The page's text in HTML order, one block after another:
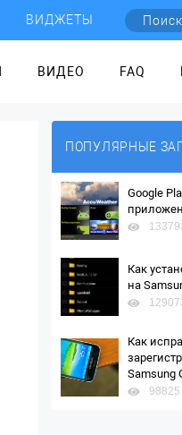
ВИДЖЕТЫ
ВИДЕО FAQ
ПОПУЛЯРНЫЕ
Google
Как
на
Как
Samsung
98825